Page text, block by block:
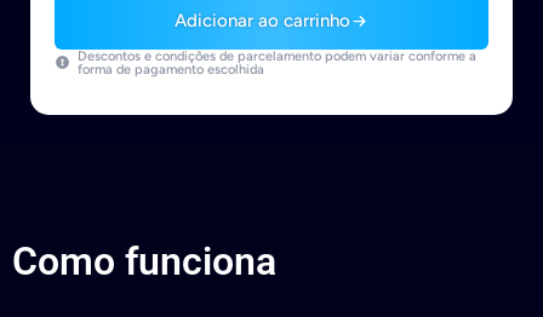
Adicionar ao carrinho
Descontos e condições de parcelamento podem variar conforme a
forma de pagamento escolhida
Como funciona